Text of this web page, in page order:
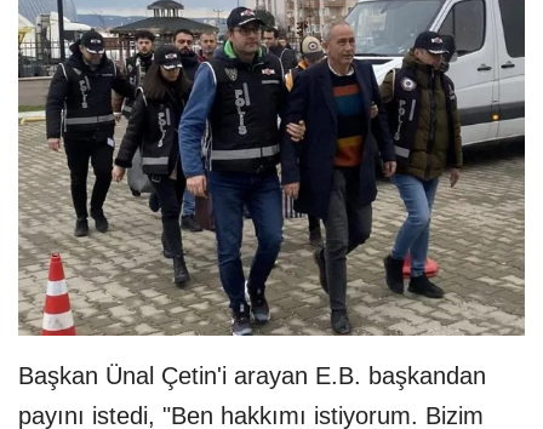
Başkan Ünal Çetin'i arayan E.B. başkandan
payını istedi, "Ben hakkımı istiyorum. Bizim